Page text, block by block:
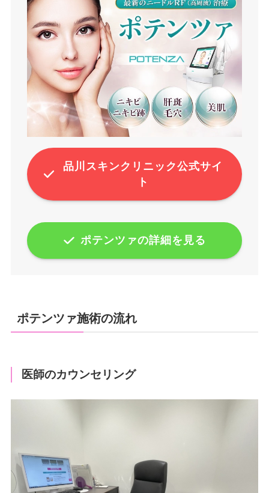
品川スキンクリニック公式サイ
ト
ポテンツァの詳細を見る
ポテンツァ施術の流れ
医師のカウンセリング